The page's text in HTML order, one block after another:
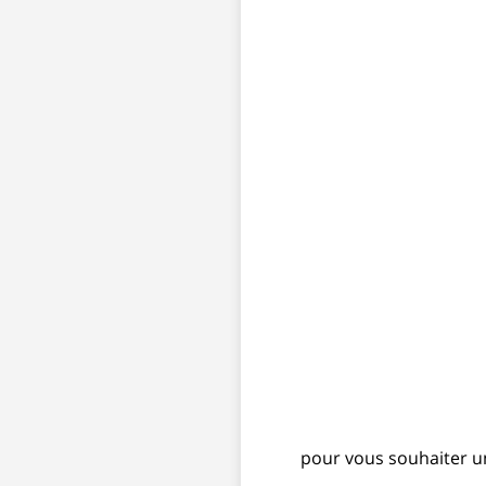
pour vous souhaiter